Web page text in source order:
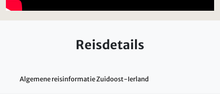
Reisdetails
Algemene reisinformatie Zuidoost-Ierland